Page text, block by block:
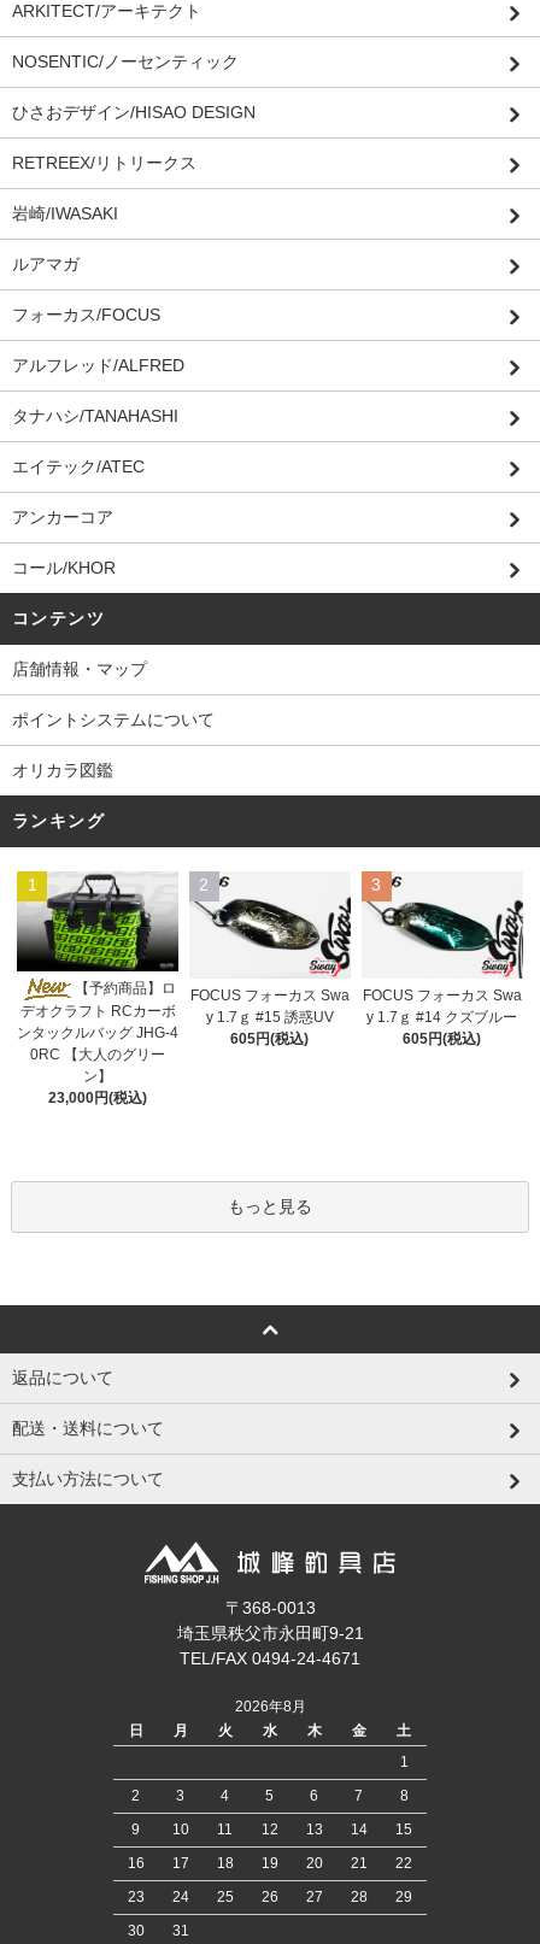
ARKITECT/アーキテクト
NOSENTIC/ノーセンティック
ひさおデザイン/HISAO DESIGN
RETREEX/リトリークス
岩崎/IWASAKI
ルアマガ
フォーカス/FOCUS
アルフレッド/ALFRED
タナハシ/TANAHASHI
エイテック/ATEC
アンカーコア
コール/KHOR
コンテンツ
店舗情報・マップ
ポイントシステムについて
オリカラ図鑑
ランキング
1
【予約商品】ロ
デオクラフト RCカーボ
ンタックルバッグ JHG-4
0RC 【大人のグリー
ン】
23,000円(税込)
2
FOCUS フォーカス Swa
y 1.7ｇ #15 誘惑UV
605円(税込)
3
FOCUS フォーカス Swa
y 1.7ｇ #14 クズブルー
605円(税込)
もっと見る
返品について
配送・送料について
支払い方法について
〒368-0013
埼玉県秩父市永田町9-21
TEL/FAX 0494-24-4671
2026年8月
日
月 火 水 木 金
土
1
2
3 4 5 6 7
8
9
10 11 12 13 14
15
16
17 18 19 20 21
22
23
24 25 26 27 28
29
30
31